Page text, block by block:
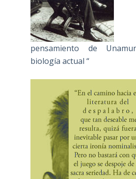
pensamiento de
biología actual “